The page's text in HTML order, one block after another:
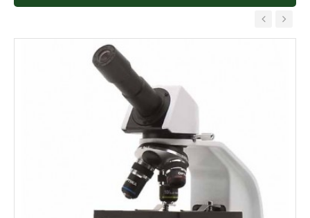
‹ ›